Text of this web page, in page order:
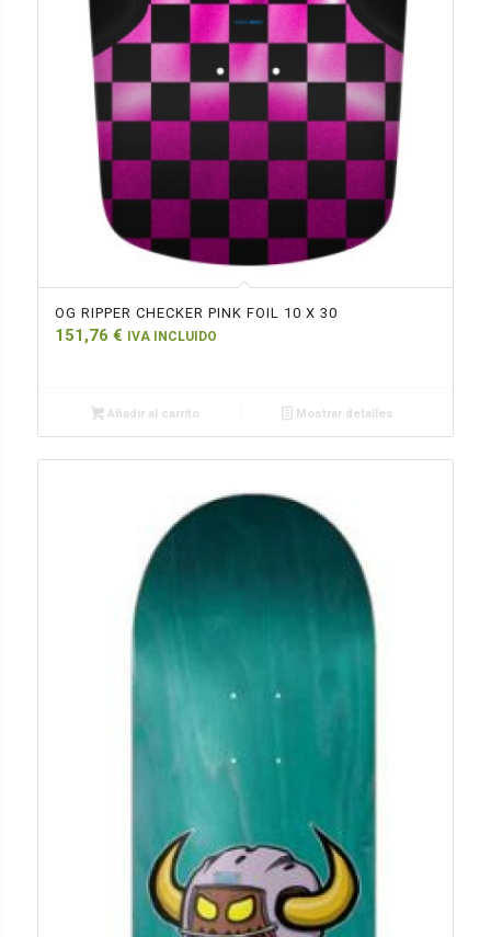
OG RIPPER CHECKER PINK FOIL 10 X 30
151,76 € IVA INCLUIDO
Añadir al carrito Mostrar detalles